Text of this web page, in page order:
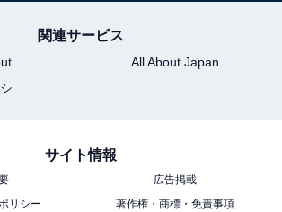
関連サービス
All About Japan
サイト情報
広告掲載
リシー
著作権・商標・免責事項